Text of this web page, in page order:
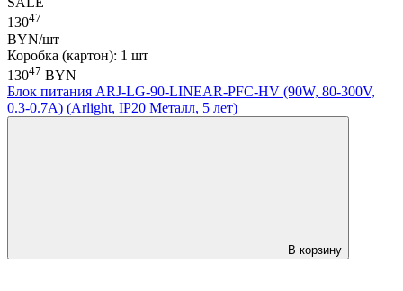
13047
BYN/шт
Коробка (картон): 1 шт
13047 BYN
Блок питания ARJ-LG-90-LINEAR-PFC-HV (90W, 80-300V,
0.3-0.7A) (Arlight, IP20 Металл, 5 лет)
В корзину